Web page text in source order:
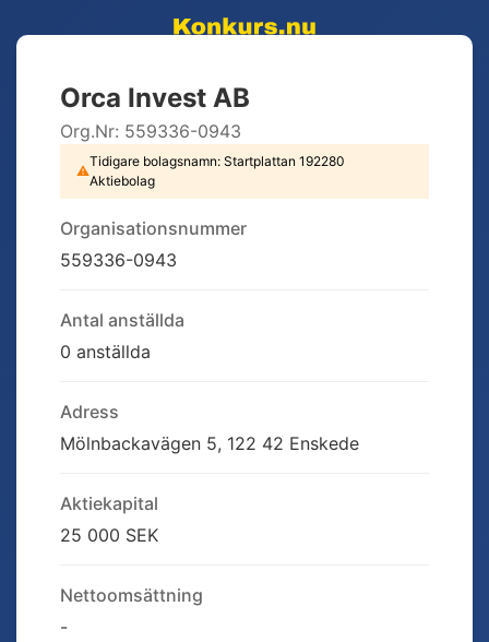
Orca Invest AB
Org.Nr: 559336-0943
⚠
Tidigare bolagsnamn: Startplattan 192280
Aktiebolag
Organisationsnummer
559336-0943
Antal anställda
0 anställda
Adress
Mölnbackavägen 5, 122 42 Enskede
Aktiekapital
25 000 SEK
Nettoomsättning
-